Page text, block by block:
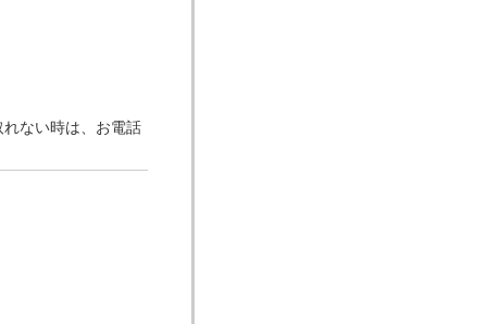
ない時は、お電話